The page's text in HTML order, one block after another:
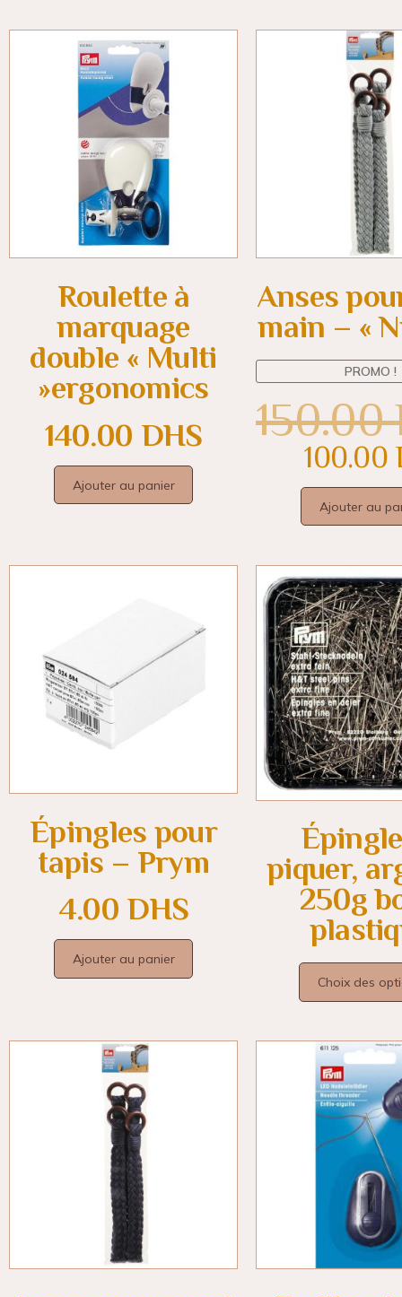
Roulette à
marquage
double « Multi
»ergonomics
140.00 DHS
Ajouter au panier
Anses
main – «
PROMO !
150.00
100.00
Ajouter au
Épingles pour
tapis – Prym
4.00 DHS
Ajouter au panier
piquer,
250g
Choix des